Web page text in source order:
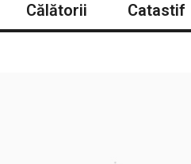
Călătorii Catastif